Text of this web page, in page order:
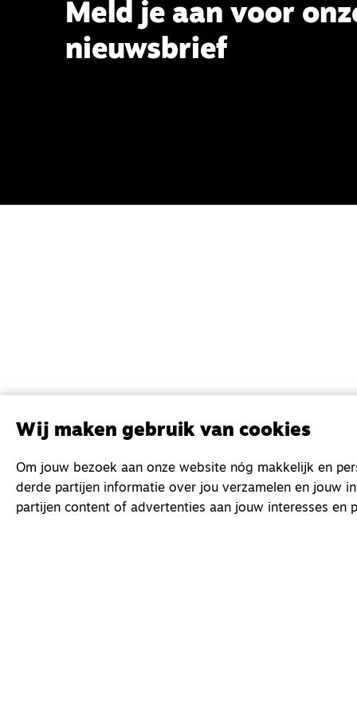
Meld je aan voor
nieuwsbrief
Wij maken gebruik van cookies
Om jouw bezoek aan onze website nóg makkelijk en
derde partijen informatie over jou verzamelen en jouw
partijen content of advertenties aan jouw interesses en